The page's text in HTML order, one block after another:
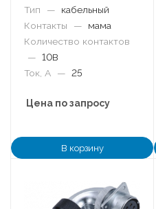
Тип
—
кабельный
Контакты
—
мама
Количество контактов
— 10B
Ток, А
— 25
Цена по запросу
В корзину